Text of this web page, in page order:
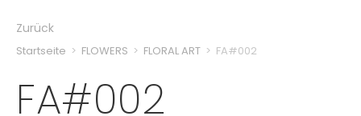
Zurück
Startseite > FLOWERS > FLORAL ART > FA#002
FA#002